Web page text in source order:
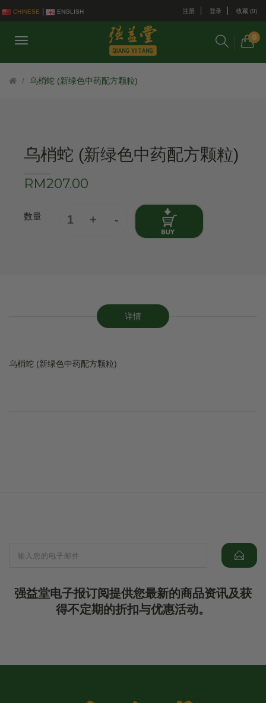
CHINESE ENGLISH 注册 登录 收藏 (0)
0
乌梢蛇 (新绿色中药配方颗粒)
乌梢蛇 (新绿色中药配方颗粒)
RM207.00
数量
详情
乌梢蛇 (新绿色中药配方颗粒)
强益堂电子报订阅提供您最新的商品资讯及获
得不定期的折扣与优惠活动。